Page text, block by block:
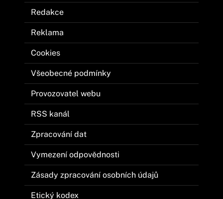
Redakce
Reklama
Cookies
Všeobecné podmínky
Provozovatel webu
RSS kanál
Zpracování dat
Vymezení odpovědnosti
Zásady zpracování osobních údajů
Etický kodex